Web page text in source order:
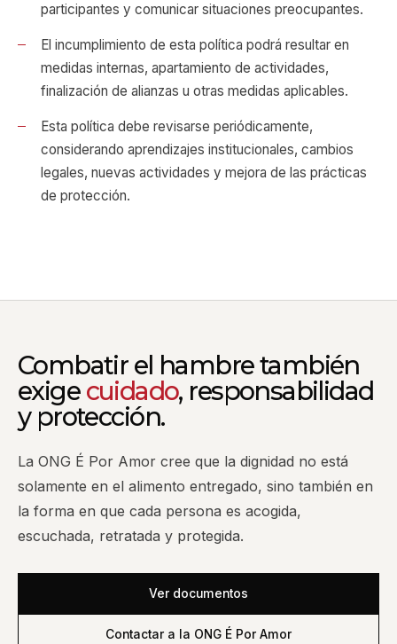
participantes y comunicar situaciones preocupantes.
El incumplimiento de esta política podrá resultar en
medidas internas, apartamiento de actividades,
finalización de alianzas u otras medidas aplicables.
Esta política debe revisarse periódicamente,
considerando aprendizajes institucionales, cambios
legales, nuevas actividades y mejora de las prácticas
de protección.
Combatir el hambre también
exige cuidado, responsabilidad
y protección.
La ONG É Por Amor cree que la dignidad no está
solamente en el alimento entregado, sino también en
la forma en que cada persona es acogida,
escuchada, retratada y protegida.
Ver documentos
Contactar a la ONG É Por Amor